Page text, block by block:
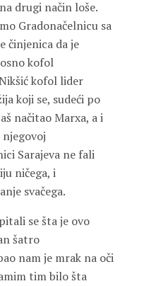
drugi način loše.
Gradonačelnicu sa
činjenica da je
kofol
kofol lider
koji se, sudeći po
načitao Marxa, a i
Sarajeva ne fali
ničega, i
svačega.
se šta je ovo
šatro
nam je mrak na oči
tim bilo šta